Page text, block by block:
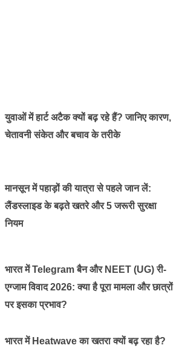
युवाओं में हार्ट अटैक क्यों बढ़ रहे हैं? जानिए कारण,
चेतावनी संकेत और बचाव के तरीके
मानसून में पहाड़ों की यात्रा से पहले जान लें:
लैंडस्लाइड के बढ़ते खतरे और 5 जरूरी सुरक्षा
नियम
भारत में Telegram बैन और NEET (UG) री-
एग्जाम विवाद 2026: क्या है पूरा मामला और छात्रों
पर इसका प्रभाव?
भारत में Heatwave का खतरा क्यों बढ़ रहा है?